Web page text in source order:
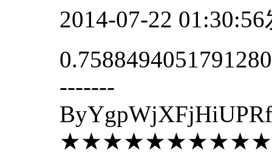
2014-07-22
-------